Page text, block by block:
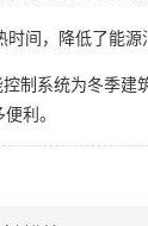
间，降低了能源
制系统为冬季
利。